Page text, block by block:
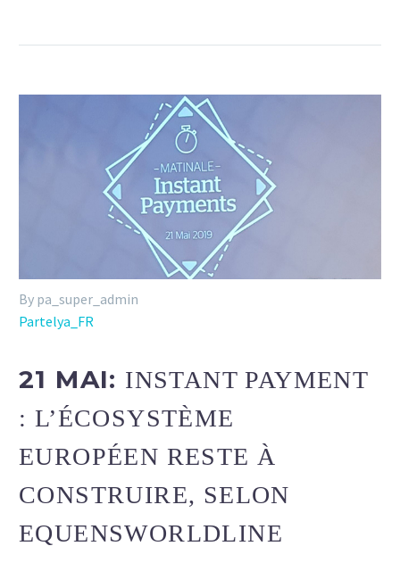
By pa_super_admin
Partelya_FR
21 MAI: INSTANT PAYMENT
: L’ÉCOSYSTÈME
EUROPÉEN RESTE À
CONSTRUIRE, SELON
EQUENSWORLDLINE